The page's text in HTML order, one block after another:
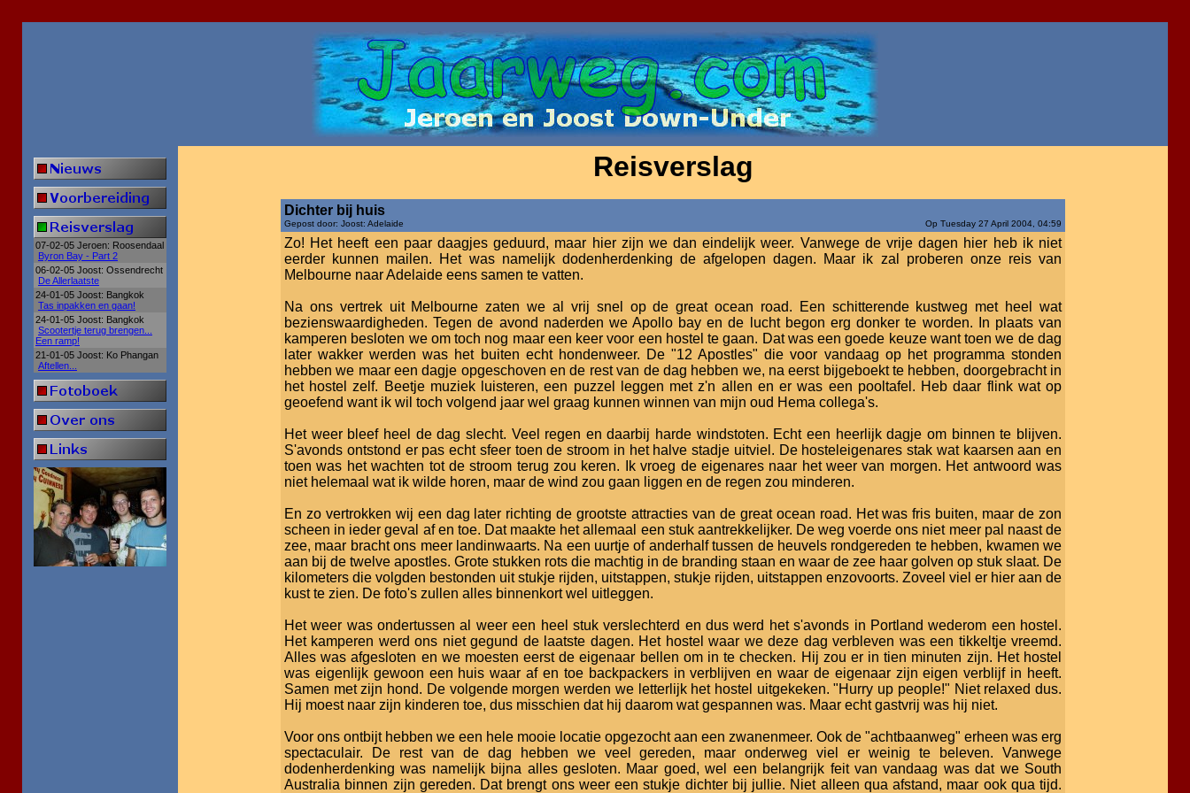
07-02-05 Jeroen: Roosendaal
Byron Bay - Part 2
06-02-05 Joost: Ossendrecht
De Allerlaatste
24-01-05 Joost: Bangkok
Tas inpakken en gaan!
24-01-05 Joost: Bangkok
Scootertje terug brengen...
Een ramp!
21-01-05 Joost: Ko Phangan
Aftellen...
Reisverslag
Dichter bij huis
Gepost door: Joost: Adelaide Op Tuesday 27 April 2004, 04:59
Zo! Het heeft een paar daagjes geduurd, maar hier zijn we dan eindelijk weer. Vanwege de vrije dagen hier heb ik niet
eerder kunnen mailen. Het was namelijk dodenherdenking de afgelopen dagen. Maar ik zal proberen onze reis van
Melbourne naar Adelaide eens samen te vatten.
Na ons vertrek uit Melbourne zaten we al vrij snel op de great ocean road. Een schitterende kustweg met heel wat
bezienswaardigheden. Tegen de avond naderden we Apollo bay en de lucht begon erg donker te worden. In plaats van
kamperen besloten we om toch nog maar een keer voor een hostel te gaan. Dat was een goede keuze want toen we de dag
later wakker werden was het buiten echt hondenweer. De "12 Apostles" die voor vandaag op het programma stonden
hebben we maar een dagje opgeschoven en de rest van de dag hebben we, na eerst bijgeboekt te hebben, doorgebracht in
het hostel zelf. Beetje muziek luisteren, een puzzel leggen met z'n allen en er was een pooltafel. Heb daar flink wat op
geoefend want ik wil toch volgend jaar wel graag kunnen winnen van mijn oud Hema collega's.
Het weer bleef heel de dag slecht. Veel regen en daarbij harde windstoten. Echt een heerlijk dagje om binnen te blijven.
S'avonds ontstond er pas echt sfeer toen de stroom in het halve stadje uitviel. De hosteleigenares stak wat kaarsen aan en
toen was het wachten tot de stroom terug zou keren. Ik vroeg de eigenares naar het weer van morgen. Het antwoord was
niet helemaal wat ik wilde horen, maar de wind zou gaan liggen en de regen zou minderen.
En zo vertrokken wij een dag later richting de grootste attracties van de great ocean road. Het was fris buiten, maar de zon
scheen in ieder geval af en toe. Dat maakte het allemaal een stuk aantrekkelijker. De weg voerde ons niet meer pal naast de
zee, maar bracht ons meer landinwaarts. Na een uurtje of anderhalf tussen de heuvels rondgereden te hebben, kwamen we
aan bij de twelve apostles. Grote stukken rots die machtig in de branding staan en waar de zee haar golven op stuk slaat. De
kilometers die volgden bestonden uit stukje rijden, uitstappen, stukje rijden, uitstappen enzovoorts. Zoveel viel er hier aan de
kust te zien. De foto's zullen alles binnenkort wel uitleggen.
Het weer was ondertussen al weer een heel stuk verslechterd en dus werd het s'avonds in Portland wederom een hostel.
Het kamperen werd ons niet gegund de laatste dagen. Het hostel waar we deze dag verbleven was een tikkeltje vreemd.
Alles was afgesloten en we moesten eerst de eigenaar bellen om in te checken. Hij zou er in tien minuten zijn. Het hostel
was eigenlijk gewoon een huis waar af en toe backpackers in verblijven en waar de eigenaar zijn eigen verblijf in heeft.
Samen met zijn hond. De volgende morgen werden we letterlijk het hostel uitgekeken. "Hurry up people!" Niet relaxed dus.
Hij moest naar zijn kinderen toe, dus misschien dat hij daarom wat gespannen was. Maar echt gastvrij was hij niet.
Voor ons ontbijt hebben we een hele mooie locatie opgezocht aan een zwanenmeer. Ook de "achtbaanweg" erheen was erg
spectaculair. De rest van de dag hebben we veel gereden, maar onderweg viel er weinig te beleven. Vanwege
dodenherdenking was namelijk bijna alles gesloten. Maar goed, wel een belangrijk feit van vandaag was dat we South
Australia binnen zijn gereden. Dat brengt ons weer een stukje dichter bij jullie. Niet alleen qua afstand, maar ook qua tijd.